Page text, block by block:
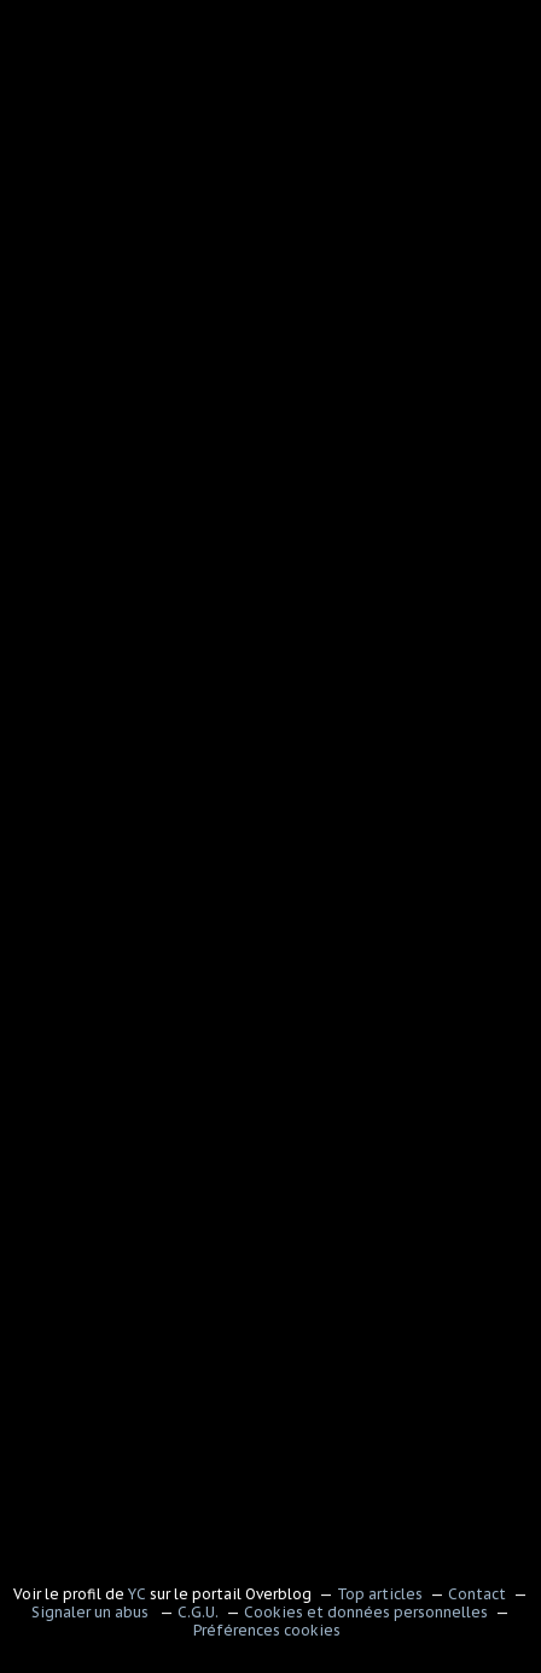
Voir le profil de YC sur le portail Overblog Top articles
Contact
Signaler un abus
C.G.U.
Cookies et données personnelles
Préférences cookies